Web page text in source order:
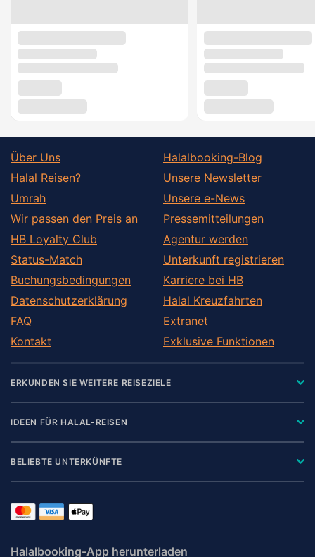
Über Uns
Halal Reisen?
Umrah
Wir passen den Preis an
HB Loyalty Club
Status-Match
Buchungsbedingungen
Datenschutzerklärung
FAQ
Kontakt
Halalbooking-Blog
Unsere Newsletter
Unsere e-News
Pressemitteilungen
Agentur werden
Unterkunft registrieren
Karriere bei HB
Halal Kreuzfahrten
Extranet
Exklusive Funktionen
ERKUNDEN SIE WEITERE REISEZIELE
IDEEN FÜR HALAL-REISEN
BELIEBTE UNTERKÜNFTE
Halalbooking-App herunterladen